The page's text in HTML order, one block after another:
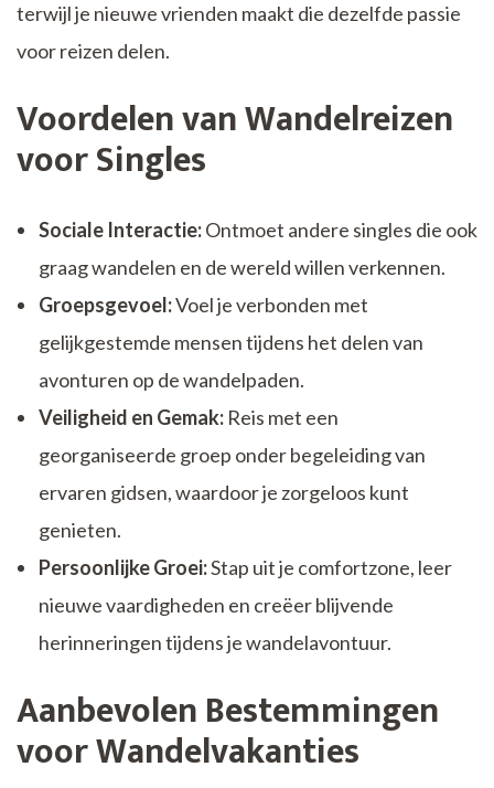
terwijl je nieuwe vrienden maakt die dezelfde passie
voor reizen delen.
Voordelen van Wandelreizen
voor Singles
Sociale Interactie:Ontmoet andere singles die ook
graag wandelen en de wereld willen verkennen.
Groepsgevoel:Voel je verbonden met
gelijkgestemde mensen tijdens het delen van
avonturen op de wandelpaden.
Veiligheid en Gemak: Reis met een
georganiseerde groep onder begeleiding van
ervaren gidsen, waardoor je zorgeloos kunt
genieten.
Persoonlijke Groei:Stap uit je comfortzone, leer
nieuwe vaardigheden en creëer blijvende
herinneringen tijdens je wandelavontuur.
Aanbevolen Bestemmingen
voor Wandelvakanties